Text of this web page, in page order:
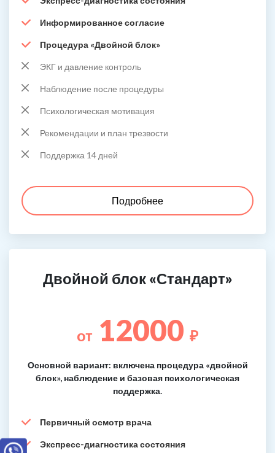
Информированное согласие
Процедура «Двойной блок»
ЭКГ и давление контроль
Наблюдение после процедуры
Психологическая мотивация
Рекомендации и план трезвости
Поддержка 14 дней
Подробнее
Двойной блок «Стандарт»
от 12000 ₽
Основной вариант: включена процедура «двойной
блок», наблюдение и базовая психологическая
поддержка.
Первичный осмотр врача
Экспресс-диагностика состояния